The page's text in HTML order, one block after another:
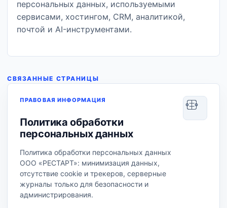
персональных данных, используемыми
сервисами, хостингом, CRM, аналитикой,
почтой и AI-инструментами.
СВЯЗАННЫЕ СТРАНИЦЫ
ПРАВОВАЯ ИНФОРМАЦИЯ
Политика обработки
персональных данных
Политика обработки персональных данных
ООО «РЕСТАРТ»: минимизация данных,
отсутствие cookie и трекеров, серверные
журналы только для безопасности и
администрирования.